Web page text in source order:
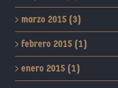
marzo 2015 (3)
febrero 2015 (1)
enero 2015 (1)